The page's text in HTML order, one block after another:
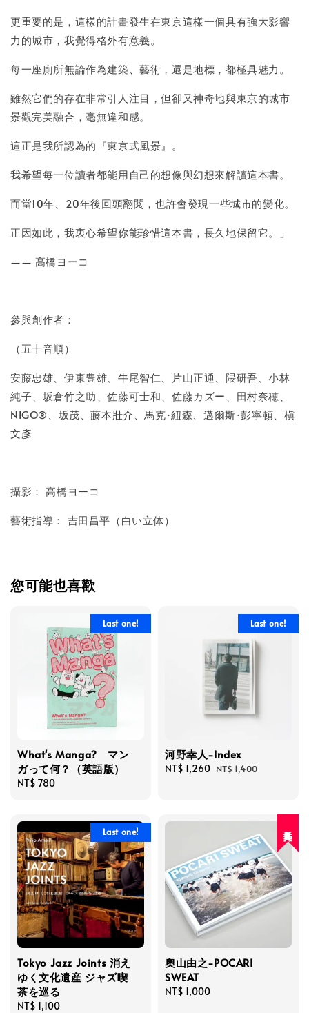
更重要的是，這樣的計畫發生在東京這樣一個具有強大影響
力的城市，我覺得格外有意義。
每一座廁所無論作為建築、藝術，還是地標，都極具魅力。
雖然它們的存在非常引人注目，但卻又神奇地與東京的城市
景觀完美融合，毫無違和感。
這正是我所認為的『東京式風景』。
我希望每一位讀者都能用自己的想像與幻想來解讀這本書。
而當10年、20年後回頭翻閱，也許會發現一些城市的變化。
正因如此，我衷心希望你能珍惜這本書，長久地保留它。」
—— 高橋ヨーコ
參與創作者：
（五十音順）
安藤忠雄、伊東豊雄、牛尾智仁、片山正通、隈研吾、小林
純子、坂倉竹之助、佐藤可士和、佐藤カズー、田村奈穂、
NIGO®、坂茂、藤本壯介、馬克·紐森、邁爾斯·彭寧頓、槇
文彥
攝影： 高橋ヨーコ
藝術指導： 吉田昌平（白い立体）
您可能也喜歡
Last one!
What's Manga? マン
ガって何？（英語版）
Regular
NT$ 780
Last one!
河野幸人-Index
Sale
NT$ 1,260 Regular
NT$ 1,400
Last one!
Tokyo Jazz Joints 消え
ゆく文化遺産 ジャズ喫
茶を巡る
Regular
NT$ 1,100
奧山由之-POCARI
SWEAT
Regular
NT$ 1,000